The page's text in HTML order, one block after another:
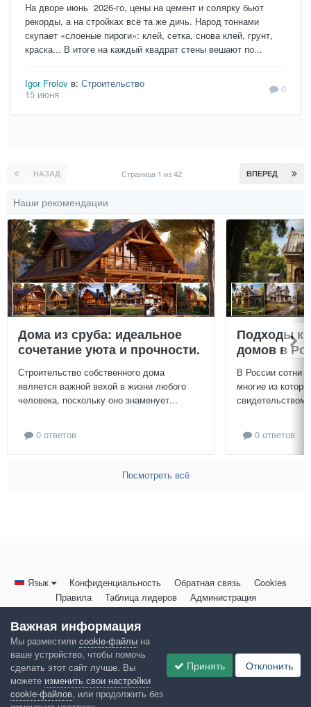
На дворе июнь 2026-го, цены на цемент и солярку бьют
рекорды, а на стройках всё та же дичь. Народ тоннами
скупает «слоеные пироги»: клей, сетка, снова клей, грунт,
краска... В итоге на каждый квадрат стены вешают по...
Igor Frolov в: Строительство
15 июня
0
НАЗАД ВПЕРЕД
Страница 1 из 42
Наши рекомендации
Дома из сруба: идеальное
сочетание уюта и прочности.
Строительство собственного дома
является важной вехой в жизни любого
человека, поскольку оно знаменует...
0 ответов
Подходы к
домов в
В России сотни
многие из
свидетельством
0 ответов
Посмотреть всё
Язык Конфиденциальность Обратная связь
Cookies
Правила
Таблица лидеров Администрация
Powered by Invision Community
Важная информация
Мы разместили cookie-файлы на
ваше устройство, чтобы помочь
сделать этот сайт лучше. Вы
можете изменить свои настройки
cookie-файлов, или продолжить без
Принять Отклонить